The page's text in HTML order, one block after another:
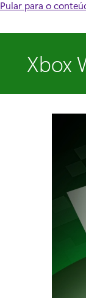
Pular para o
Xbox